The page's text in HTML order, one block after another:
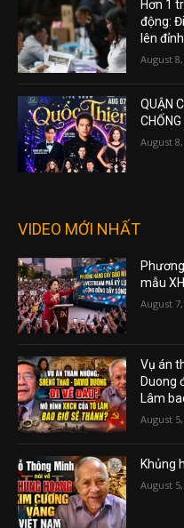
Hơn 1
động:
lên
August
QUẬN
August
VIDEO MỚI NHẤT
mẫu
August
Vụ án
Duong
Lâm
August
Khủng
August